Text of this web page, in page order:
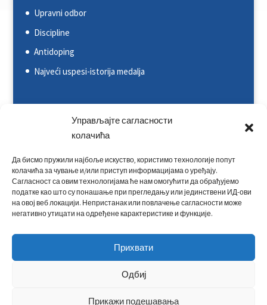
Управљајте сагласности
колачића
Да бисмо пружили најбоље искуство, користимо технологије попут
колачића за чување и/или приступ информацијама о уређају.
Сагласност са овим технологијама ће нам омогућити да обрађујемо
податке као што су понашање при прегледању или јединствени ИД-ови
на овој веб локацији. Непристанак или повлачење сагласности може
негативно утицати на одређене карактеристике и функције.
Прихвати
Одбиј
Прикажи подешавања
Upravni odbor
Discipline
Antidoping
Najveći uspesi-istorija medalja
Svetska kajakaška federacija (ICF)
Evropska kajakaška asocijacija (ECA)
Rezultati na međunarodnim takmičenjima
Kontakt